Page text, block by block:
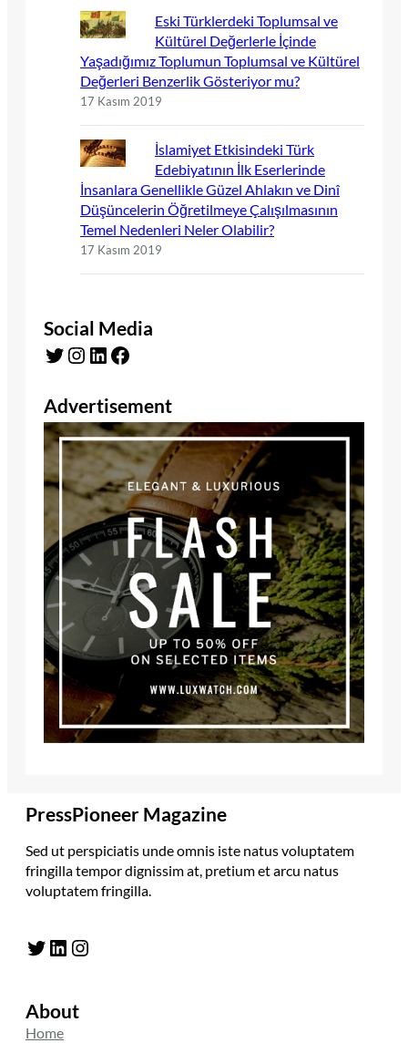
Eski Türklerdeki Toplumsal ve
Kültürel Değerlerle İçinde
Yaşadığımız Toplumun Toplumsal ve Kültürel
Değerleri Benzerlik Gösteriyor mu?
17 Kasım 2019
İslamiyet Etkisindeki Türk
Edebiyatının İlk Eserlerinde
İnsanlara Genellikle Güzel Ahlakın ve Dinî
Düşüncelerin Öğretilmeye Çalışılmasının
Temel Nedenleri Neler Olabilir?
17 Kasım 2019
Social Media
Twitter Instagram LinkedIn Facebook
Advertisement
PressPioneer Magazine
Sed ut perspiciatis unde omnis iste natus voluptatem
fringilla tempor dignissim at, pretium et arcu natus
voluptatem fringilla.
Twitter LinkedIn Instagram
About
Home